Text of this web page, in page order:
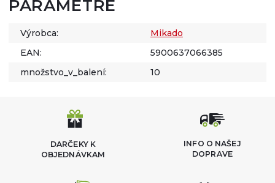
PARAMETRE
Výrobca:
Mikado
EAN:
5900637066385
množstvo_v_balení:
10
DARČEKY K
OBJEDNÁVKAM
INFO O NAŠEJ
DOPRAVE